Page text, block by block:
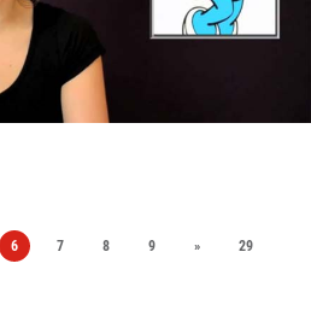
6 7 8 9 » 29